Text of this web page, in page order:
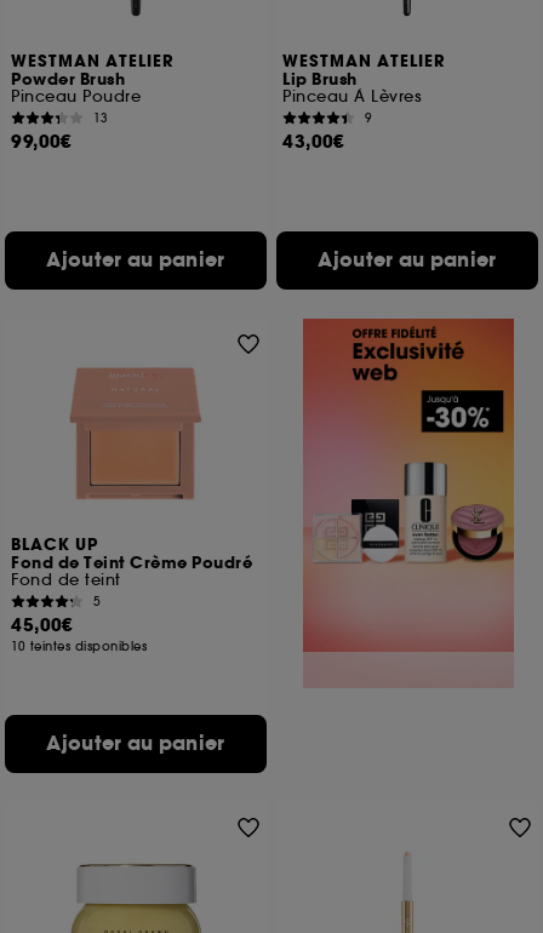
WESTMAN ATELIER
Powder Brush
Pinceau Poudre
13
99,00€
Ajouter au panier
WESTMAN ATELIER
Lip Brush
Pinceau À Lèvres
9
43,00€
Ajouter au panier
BLACK UP
Fond de Teint Crème Poudré
Fond de teint
5
45,00€
10 teintes disponibles
Ajouter au panier